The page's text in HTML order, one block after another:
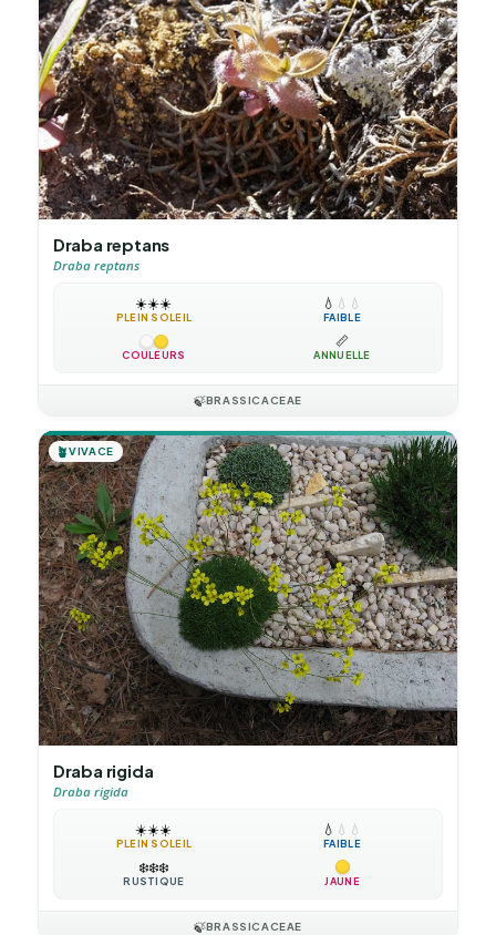
Draba reptans
Draba reptans
☀️☀️☀️
PLEIN SOLEIL
💧 💧 💧
FAIBLE
COULEURS
📏
ANNUELLE
🍃BRASSICACEAE
🪴VIVACE
Draba rigida
Draba rigida
☀️☀️☀️
PLEIN SOLEIL
💧 💧 💧
FAIBLE
❄️❄️❄️
RUSTIQUE JAUNE
🍃BRASSICACEAE